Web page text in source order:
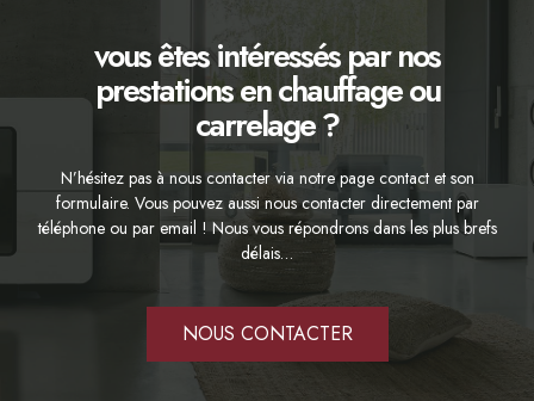
vous êtes intéressés par nos
prestations en chauffage ou
carrelage ?
N’hésitez pas à nous contacter via notre page contact et son
formulaire. Vous pouvez aussi nous contacter directement par
téléphone ou par email ! Nous vous répondrons dans les plus brefs
délais…
NOUS CONTACTER